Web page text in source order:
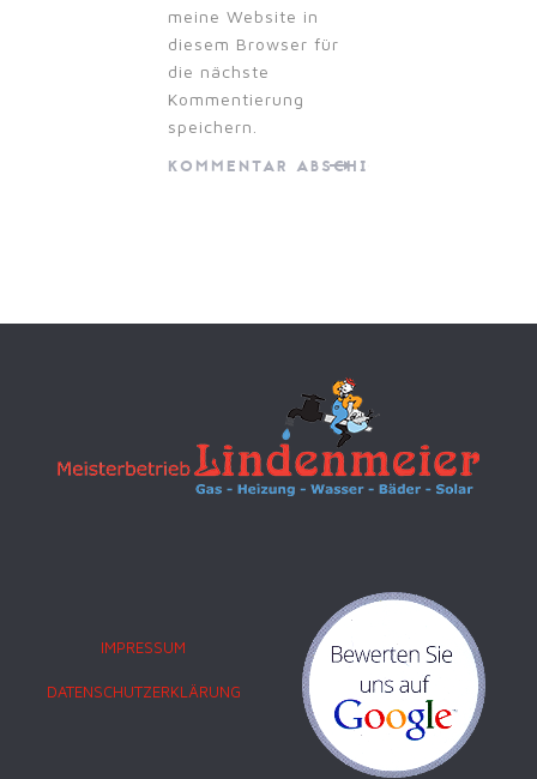
meine Website in
diesem Browser für
die nächste
Kommentierung
speichern.
IMPRESSUM
DATENSCHUTZERKLÄRUNG